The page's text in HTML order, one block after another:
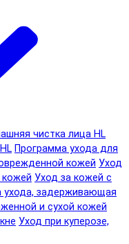
чистка лица HL
Программа ухода для
кожей Уход
Уход за кожей с
ухода, задерживающая
и сухой кожей
Уход при куперозе,